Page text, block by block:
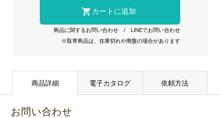
商品に関するお問い合わせ /
LINEでお問い合わせ
※取寄商品は、在庫切れや廃盤の場合があります
商品詳細 電子カタログ 依頼方法
お問い合わせ